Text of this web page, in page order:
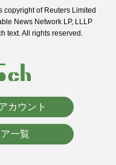
copyright of Reuters Limited
News Network LP, LLLP
text. All rights reserved.
カウント
一覧